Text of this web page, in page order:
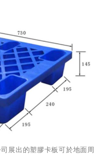
展出的塑膠卡板可於地面周